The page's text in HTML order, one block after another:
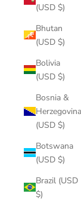
(USD $)
Bhutan
(USD $)
Bolivia
(USD $)
Bosnia &
Herzegovina
(USD $)
Botswana
(USD $)
Brazil (USD
$)